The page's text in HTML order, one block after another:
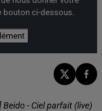
bouton ci-dessous.
- Ciel parfait (live)